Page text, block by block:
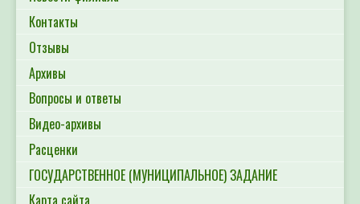
Контакты
Отзывы
Архивы
Вопросы и ответы
Видео-архивы
Расценки
ГОСУДАРСТВЕННОЕ (МУНИЦИПАЛЬНОЕ) ЗАДАНИЕ
Карта сайта